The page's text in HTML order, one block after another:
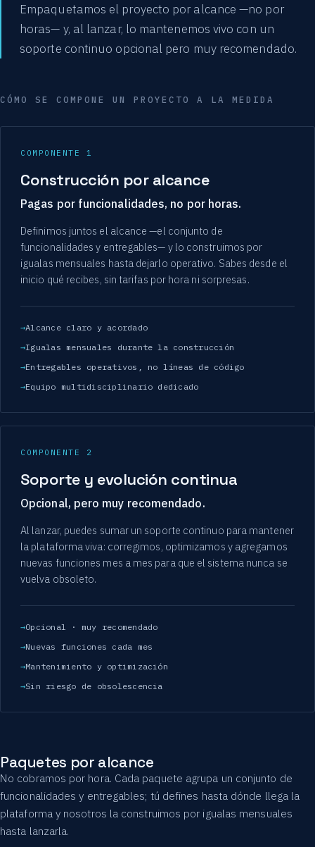
Empaquetamos el proyecto por alcance —no por
horas— y, al lanzar, lo mantenemos vivo con un
soporte continuo opcional pero muy recomendado.
CÓMO SE COMPONE UN PROYECTO A LA MEDIDA
COMPONENTE 1
Construcción por alcance
Pagas por funcionalidades, no por horas.
Definimos juntos el alcance —el conjunto de
funcionalidades y entregables— y lo construimos por
igualas mensuales hasta dejarlo operativo. Sabes desde el
inicio qué recibes, sin tarifas por hora ni sorpresas.
Alcance claro y acordado
Igualas mensuales durante la construcción
Entregables operativos, no líneas de código
Equipo multidisciplinario dedicado
COMPONENTE 2
Soporte y evolución continua
Opcional, pero muy recomendado.
Al lanzar, puedes sumar un soporte continuo para mantener
la plataforma viva: corregimos, optimizamos y agregamos
nuevas funciones mes a mes para que el sistema nunca se
vuelva obsoleto.
Opcional · muy recomendado
Nuevas funciones cada mes
Mantenimiento y optimización
Sin riesgo de obsolescencia
Paquetes por alcance
No cobramos por hora. Cada paquete agrupa un conjunto de
funcionalidades y entregables; tú defines hasta dónde llega la
plataforma y nosotros la construimos por igualas mensuales
hasta lanzarla.